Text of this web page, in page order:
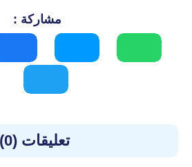
مشاركة :
تعليقات (0)